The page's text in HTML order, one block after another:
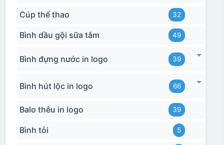
Cúp thể thao 32
Bình dầu gội sữa tắm 49
Bình đựng nước in logo 39
Bình hút lộc in logo 66
Balo thêu in logo 39
Bình tỏi 5